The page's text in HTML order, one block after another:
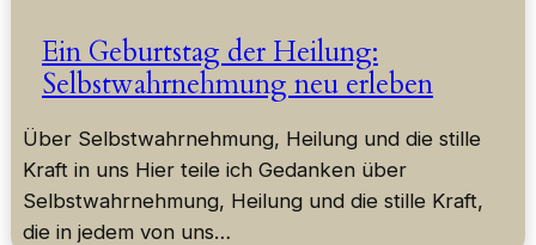
Ein Geburtstag der Heilung:
Selbstwahrnehmung neu erleben
Über Selbstwahrnehmung, Heilung und die stille
Kraft in uns Hier teile ich Gedanken über
Selbstwahrnehmung, Heilung und die stille Kraft,
die in jedem von uns…